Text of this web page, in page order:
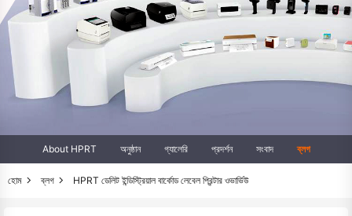
About HPRT অনুষ্ঠান গ্যালেরি প্রদর্শন সংবাদ ব্লগ
হোম ব্লগ HPRT ডেলিট ইন্ডিস্ট্রিয়াল বার্কোড লেবেল প্রিন্টার ওভার্ভিউ